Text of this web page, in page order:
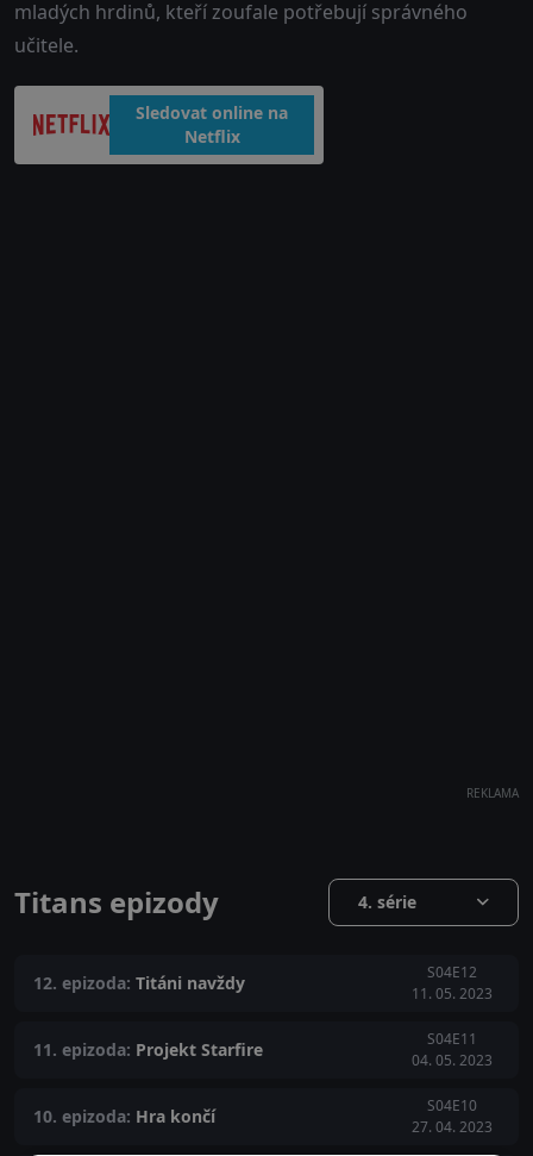
mladých hrdinů, kteří zoufale potřebují správného
učitele.
Sledovat online na
Netflix
REKLAMA
Titans epizody 4. série
12. epizoda: Titáni navždy
S04E12
11. 05. 2023
11. epizoda: Projekt Starfire
S04E11
04. 05. 2023
10. epizoda: Hra končí
S04E10
27. 04. 2023